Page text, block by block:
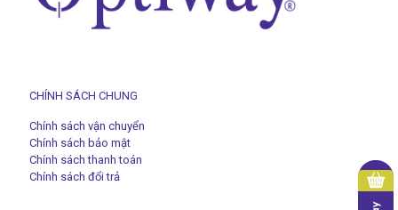
CHÍNH SÁCH CHUNG
Chính sách vận chuyển
Chính sách bảo mật
Chính sách thanh toán
Chính sách đổi trả